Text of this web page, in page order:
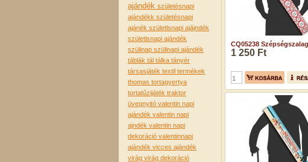
ajándék születésnapi
ajándékk születésnapi
ajánék születlsnapi ajájndék
születlsnapi ajándék
szülinap szülinapi ajándék
táblák tál tálka tányér
társasjáték textil termékek
thomas tortagyertya
tortatűzijáték traktor
üvegnyitó valentin napi
ajándék valentin napi
ajndék valentin napi
dekoráció valentinnapi
ajándék vicces ajándék
virág virág dekoráció
CQ05238
1 250 Ft